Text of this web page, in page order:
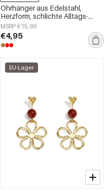
Ohrhänger aus Edelstahl,
Herzform, schlichte Alltags-
Serie, Damenschmuck
MSRP €15,99
€4,95
EU-Lager